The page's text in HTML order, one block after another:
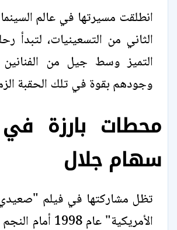
انطلقت مسيرتها في عالم
الثاني من التسعينيات، لتبدأ
التميز وسط جيل من الفنانين
وجودهم بقوة في تلك الحقبة
محطات بارزة
سهام جلال
تظل مشاركتها في فيلم
الأمريكية" عام